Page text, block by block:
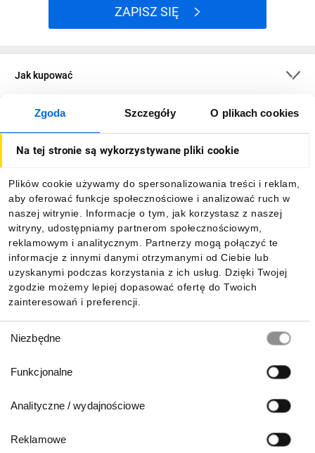
Zgoda Szczegóły O plikach cookies
Na tej stronie są wykorzystywane pliki cookie
Plików cookie używamy do spersonalizowania treści i reklam,
aby oferować funkcje społecznościowe i analizować ruch w
naszej witrynie. Informacje o tym, jak korzystasz z naszej
witryny, udostępniamy partnerom społecznościowym,
reklamowym i analitycznym. Partnerzy mogą połączyć te
informacje z innymi danymi otrzymanymi od Ciebie lub
uzyskanymi podczas korzystania z ich usług. Dzięki Twojej
zgodzie możemy lepiej dopasować ofertę do Twoich
zainteresowań i preferencji.
zgody
Niezbędne
Funkcjonalne
Analityczne / wydajnościowe
Reklamowe
ZAPISZ SIĘ
Jak kupować
O firmie
Informacje
Pobierz naszą aplikację mobilną: